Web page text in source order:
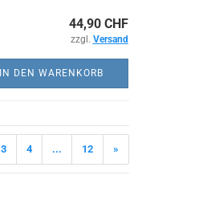
44,90 CHF
zzgl. Versand
IN DEN WARENKORB
3 4 ... 12 »